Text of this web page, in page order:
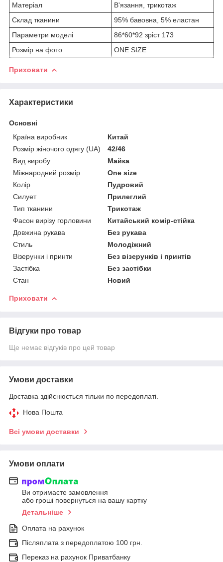
Матеріал
В'язання, трикотаж
Склад тканини
95% бавовна, 5% еластан
Параметри моделі
86*60*92 зріст 173
Розмір на фото
ONE SIZE
Приховати
Характеристики
Основні
Країна виробник
Китай
Розмір жіночого одягу (UA)
42/46
Вид виробу
Майка
Міжнародний розмір
One size
Колір
Пудровий
Силует
Прилеглий
Тип тканини
Трикотаж
Фасон вирізу горловини
Китайський комір-стійка
Довжина рукава
Без рукава
Стиль
Молодіжний
Візерунки і принти
Без візерунків і принтів
Застібка
Без застібки
Стан
Новий
Приховати
Відгуки про товар
Ще немає відгуків про цей товар
Умови доставки
Доставка здійснюється тільки по передоплаті.
Нова Пошта
Всі умови доставки
Умови оплати
Ви отримаєте замовлення
або гроші повернуться на вашу картку
Детальніше
Оплата на рахунок
Післяплата з передоплатою 100 грн.
Переказ на рахунок Приватбанку